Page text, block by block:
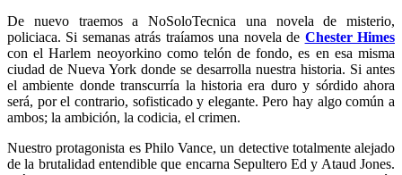
De nuevo traemos a NoSoloTecnica una novela de misterio,
policiaca. Si semanas atrás traíamos una novela de Chester Himes
con el Harlem neoyorkino como telón de fondo, es en esa misma
ciudad de Nueva York donde se desarrolla nuestra historia. Si antes
el ambiente donde transcurría la historia era duro y sórdido ahora
será, por el contrario, sofisticado y elegante. Pero hay algo común a
ambos; la ambición, la codicia, el crimen.
Nuestro protagonista es Philo Vance, un detective totalmente alejado
de la brutalidad entendible que encarna Sepultero Ed y Ataud Jones.